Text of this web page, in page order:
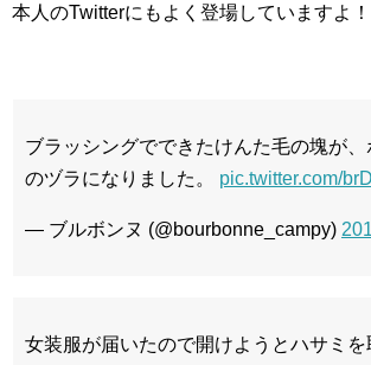
本人のTwitterにもよく登場していますよ！
ブラッシングでできたけんた毛の塊が
のヅラになりました。 pic.twitter.com/
— ブルボンヌ (@bourbonne_campy)
女装服が届いたので開けようとハサミを